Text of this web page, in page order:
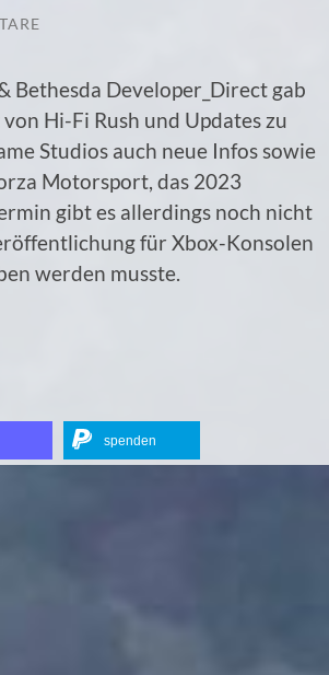
Bethesda Developer_Direct gab
Hi-Fi Rush und Updates zu
Studios auch neue Infos sowie
Motorsport, das 2023
gibt es allerdings noch nicht
für Xbox-Konsolen
werden musste.
spenden